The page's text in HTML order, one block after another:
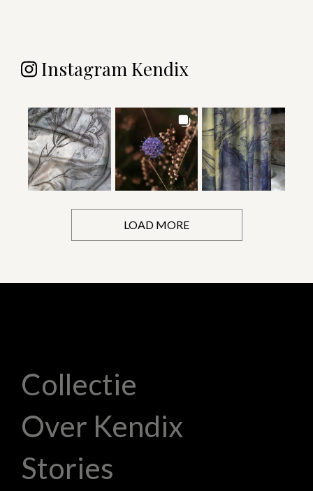
Instagram Kendix
LOAD MORE
Collectie
Over Kendix
Stories